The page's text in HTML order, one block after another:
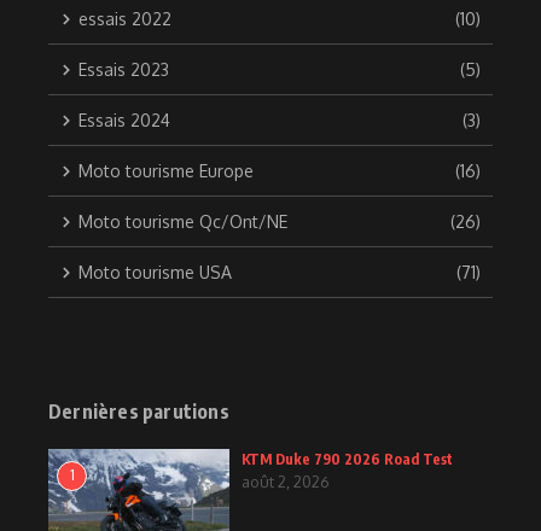
essais 2022 (10)
Essais 2023 (5)
Essais 2024 (3)
Moto tourisme Europe (16)
Moto tourisme Qc/Ont/NE (26)
Moto tourisme USA (71)
Dernières parutions
1
KTM Duke 790 2026 Road Test
août 2, 2026